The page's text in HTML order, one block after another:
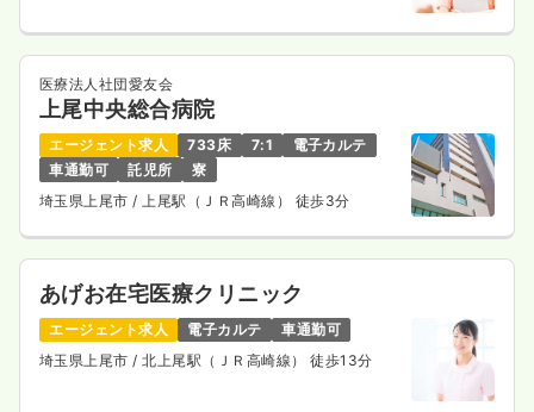
医療法人社団愛友会
上尾中央総合病院
エージェント求人 733床 7:1
電子カルテ
車通勤可
託児所
寮
埼玉県上尾市 / 上尾駅（ＪＲ高崎線） 徒歩3分
あげお在宅医療クリニック
エージェント求人 電子カルテ
車通勤可
埼玉県上尾市/ 北上尾駅（ＪＲ高崎線） 徒歩13分